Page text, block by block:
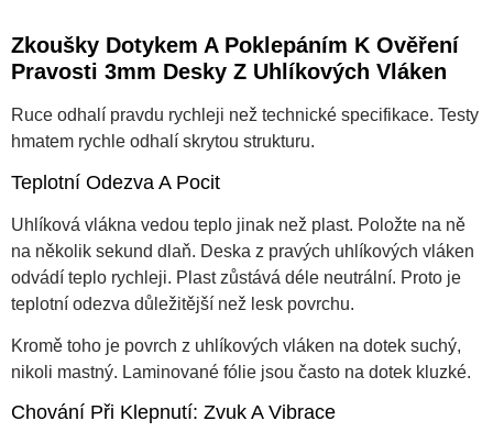
Zkoušky Dotykem A Poklepáním K Ověření
Pravosti 3mm Desky Z Uhlíkových Vláken
Ruce odhalí pravdu rychleji než technické specifikace. Testy
hmatem rychle odhalí skrytou strukturu.
Teplotní Odezva A Pocit
Uhlíková vlákna vedou teplo jinak než plast. Položte na ně
na několik sekund dlaň. Deska z pravých uhlíkových vláken
odvádí teplo rychleji. Plast zůstává déle neutrální. Proto je
teplotní odezva důležitější než lesk povrchu.
Kromě toho je povrch z uhlíkových vláken na dotek suchý,
nikoli mastný. Laminované fólie jsou často na dotek kluzké.
Chování Při Klepnutí: Zvuk A Vibrace